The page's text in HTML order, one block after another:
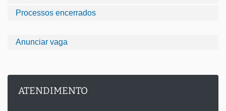
Processos encerrados
Anunciar vaga
ATENDIMENTO